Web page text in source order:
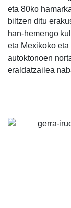
eta 80ko
biltzen ditu
han-hemengo
eta Mexikoko
autoktonoen
eraldatzailea